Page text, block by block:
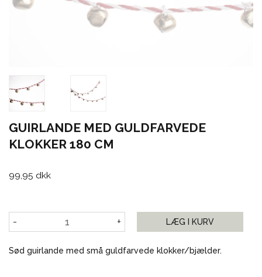
GUIRLANDE MED GULDFARVEDE
KLOKKER 180 CM
99,95 dkk
- + LÆG I KURV
Sød guirlande med små guldfarvede klokker/bjælder.